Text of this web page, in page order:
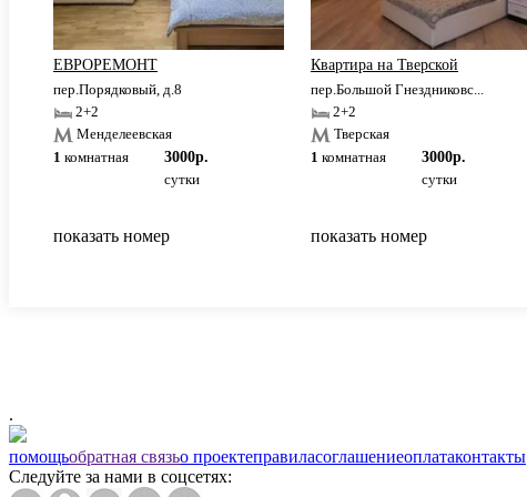
ЕВРОРЕМОНТ
пер.Порядковый, д.8
2+2
Менделеевская
1 комнатная
3000р.
сутки
показать номер
Квартира на Тверской
пер.Большой Гнездниковс...
2+2
Тверская
1 комнатная
3000р.
сутки
показать номер
.
помощьобратная связьо проектеправиласоглашениеоплатаконтакты
Следуйте за нами в соцсетях: